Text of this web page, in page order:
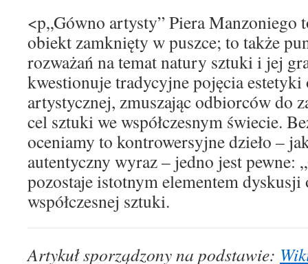
<p„Gówno artysty” Piera Manzoniego
obiekt zamknięty w puszce; to także
rozważań na temat natury sztuki i jej
kwestionuje tradycyjne pojęcia estetyki
artystycznej, zmuszając odbiorców do
cel sztuki we współczesnym świecie.
oceniamy to kontrowersyjne dzieło –
autentyczny wyraz – jedno jest pewne:
pozostaje istotnym elementem
współczesnej sztuki.
Artykuł sporządzony na podstawie: